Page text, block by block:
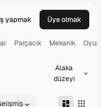
yapmak Üye olmak
Parçacık Mekanik Oyun
Alaka
düzeyi